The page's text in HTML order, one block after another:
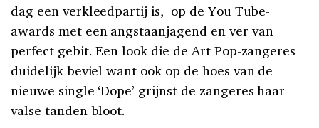
dag een verkleedpartij is, op de You Tube-
awards met een angstaanjagend en ver van
perfect gebit. Een look die de Art Pop-zangeres
duidelijk beviel want ook op de hoes van de
nieuwe single ‘Dope’ grijnst de zangeres haar
valse tanden bloot.